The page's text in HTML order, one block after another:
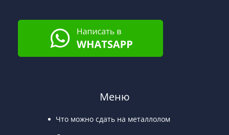
Меню
Что можно сдать на металлолом